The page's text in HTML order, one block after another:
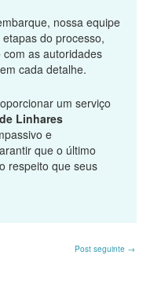
nossa equipe
do processo,
as autoridades
cada detalhe.
um serviço
Linhares
e
que o último
respeito que seus
Post seguinte →